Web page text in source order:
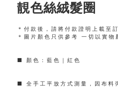
靚色絲絨髮圈
＊付款後，請將付款證明上載至
＊圖片顏色只供參考 一切以實物
■ 顏色：藍色｜紅色
■ 全手工平放方式測量，因布料